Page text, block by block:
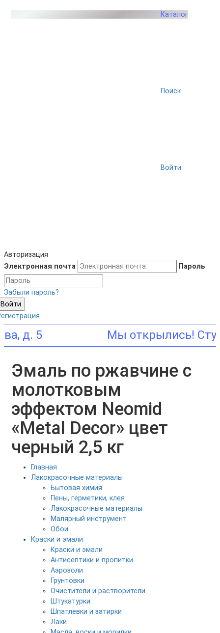
Каталог
Поиск
Войти
Авторизация
Электронная почта
Пароль
Забыли пароль?
Войти
д. 5
Эмаль по ржавчине с
молотковым
эффектом Neomid
«Metal Decor» цвет
черный 2,5 кг
Главная
Лакокрасочные материалы
Бытовая химия
Пены, герметики, клея
Лакокрасочные материалы
Малярный инструмент
Обои
Краски и эмали
Краски и эмали
Антисептики и пропитки
Аэрозоли
Грунтовки
Очистители и растворители
Штукатурки
Шпатлевки и затирки
Лаки